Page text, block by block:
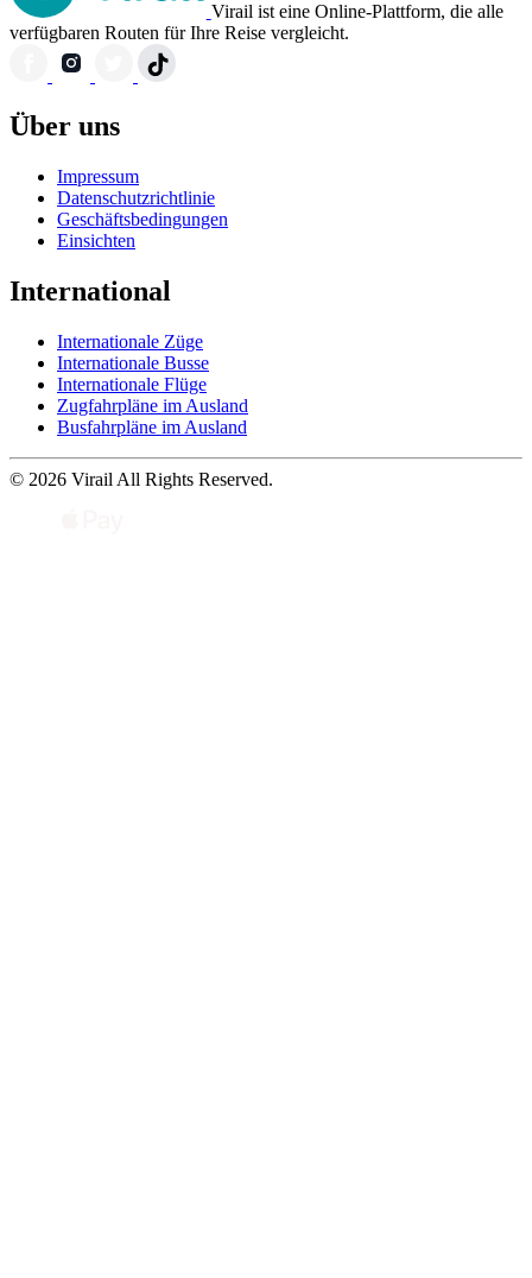
Virail ist eine Online-Plattform, die alle
verfügbaren Routen für Ihre Reise vergleicht.
Über uns
Impressum
Datenschutzrichtlinie
Geschäftsbedingungen
Einsichten
International
Internationale Züge
Internationale Busse
Internationale Flüge
Zugfahrpläne im Ausland
Busfahrpläne im Ausland
© 2026 Virail All Rights Reserved.